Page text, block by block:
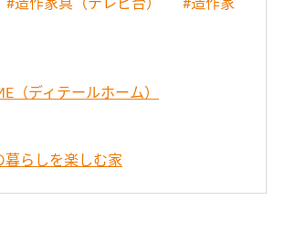
#造作家具（テレビ台）
#造作家
（ディテールホーム）
暮らしを楽しむ家